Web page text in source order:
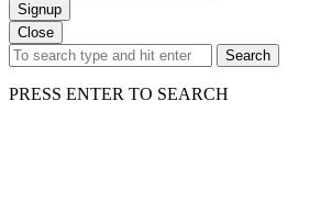
Signup
Close
Search
PRESS ENTER TO SEARCH